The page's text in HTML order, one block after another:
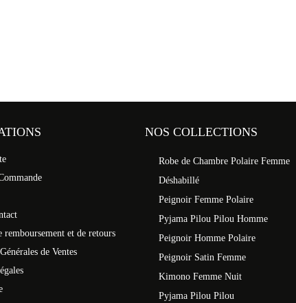
remboursement et de retours
de Ventes
NOS COLLECTIONS
Robe de Chambre Polaire Femme
Déshabillé
Peignoir Femme Polaire
Pyjama Pilou Pilou Homme
Peignoir Homme Polaire
Peignoir Satin Femme
Kimono Femme Nuit
Pyjama Pilou Pilou